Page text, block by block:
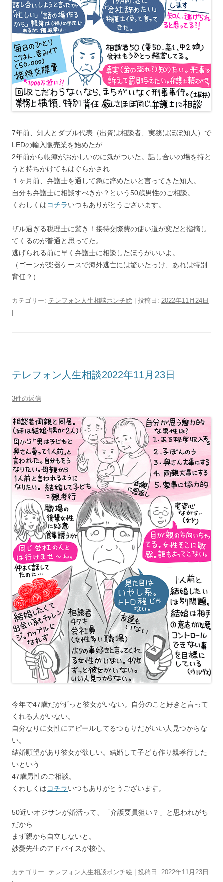
7年前、知人とダブル代表（出資は相談者、実務はほぼ知人）で
LEDの輸入販売業を始めたが
2年前から帳簿がおかしいのに気がついた。話し合いの場を持と
うと持ちかけてもはぐらかされ
１ヶ月前、弁護士を通して急に辞めたいと言ってきた知人。
自分も弁護士に相談すべきか？という50歳男性のご相談。
くわしくはコチラいつもありがとうございます。
ザル過ぎる税理士に驚き！接待交際費の使い道が変だと指摘し
てくるのが普通と思ってた。
逃げられる前に早く弁護士に相談したほうがいいよ。
（ゴーンが楽器ケースで海外逃亡には驚いたっけ、あれは特別
背任？）
カテゴリー: テレフォン人生相談ポンチ絵 | 投稿日: 2022年11月24日
|
テレフォン人生相談2022年11月23日
3件の返信
今年で47歳だがずっと彼女がいない。自分のこと好きと言って
くれる人がいない。
自分なりに女性にアピールしてるつもりだがいい人見つからな
い。
結婚願望があり彼女が欲しい。結婚して子ども作り親孝行した
いという
47歳男性のご相談。
くわしくはコチラいつもありがとうございます。
50近いオジサンが婚活って、「介護要員狙い？」と思われがち
だから
まず親から自立しないと。
妙憂先生のアドバイスが核心。
カテゴリー: テレフォン人生相談ポンチ絵 | 投稿日: 2022年11月23日